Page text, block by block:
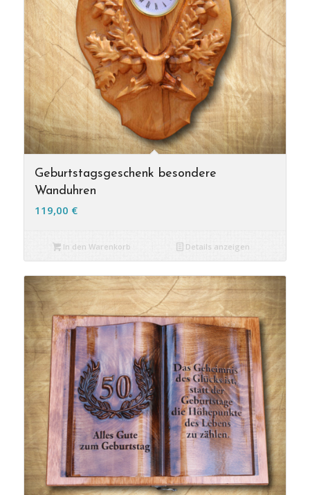
Geburtstagsgeschenk besondere
Wanduhren
119,00 €
In den Warenkorb Details anzeigen